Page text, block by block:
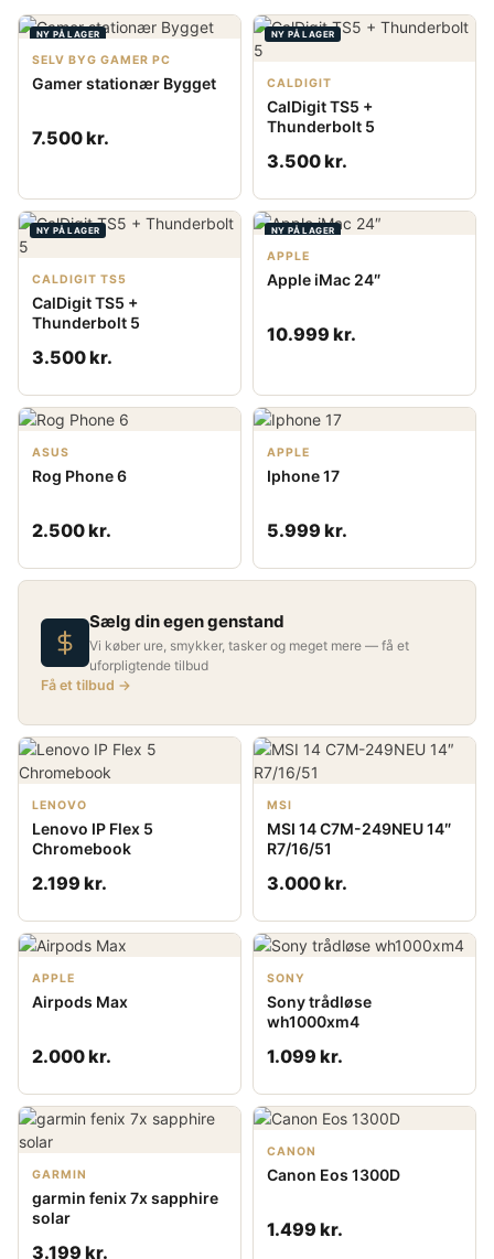
NY PÅ LAGER
SELV BYG GAMER PC
Gamer stationær Bygget
7.500 kr.
NY PÅ LAGER
CALDIGIT
CalDigit TS5 +
Thunderbolt 5
3.500 kr.
NY PÅ LAGER
CALDIGIT TS5
CalDigit TS5 +
Thunderbolt 5
3.500 kr.
NY PÅ LAGER
APPLE
Apple iMac 24″
10.999 kr.
ASUS
Rog Phone 6
2.500 kr.
APPLE
Iphone 17
5.999 kr.
Sælg din egen genstand
Vi køber ure, smykker, tasker og meget mere — få et
uforpligtende tilbud
Få et tilbud →
LENOVO
Lenovo IP Flex 5
Chromebook
2.199 kr.
MSI
MSI 14 C7M-249NEU 14″
R7/16/51
3.000 kr.
APPLE
Airpods Max
2.000 kr.
SONY
Sony trådløse
wh1000xm4
1.099 kr.
GARMIN
garmin fenix 7x sapphire
solar
3.199 kr.
CANON
Canon Eos 1300D
1.499 kr.